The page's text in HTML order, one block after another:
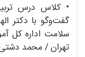
• کلاس درس
گفت‌و‌گو با دکتر
سلامت اداره کل
تهران / محمد